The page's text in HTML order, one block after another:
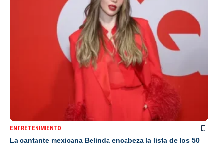
ENTRETENIMIENTO
La cantante mexicana Belinda encabeza la lista de los 50